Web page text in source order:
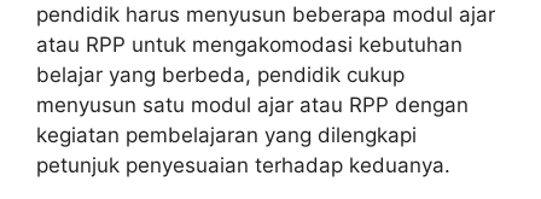
pendidik harus menyusun beberapa modul ajar
atau RPP untuk mengakomodasi kebutuhan
belajar yang berbeda, pendidik cukup
menyusun satu modul ajar atau RPP dengan
kegiatan pembelajaran yang dilengkapi
petunjuk penyesuaian terhadap keduanya.